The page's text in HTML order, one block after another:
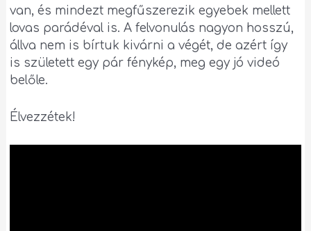
van, és mindezt megfűszerezik egyebek mellett
lovas parádéval is. A felvonulás nagyon hosszú,
állva nem is bírtuk kivárni a végét, de azért így
is született egy pár fénykép, meg egy jó videó
belőle.
Élvezzétek!